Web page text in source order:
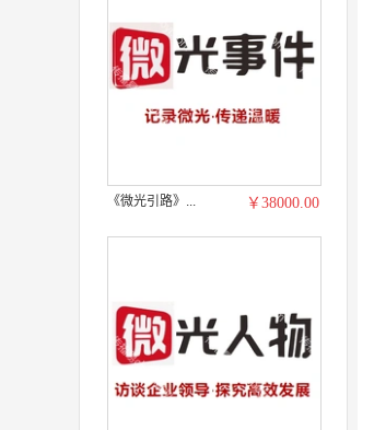
《微光引路》... ￥38000.00